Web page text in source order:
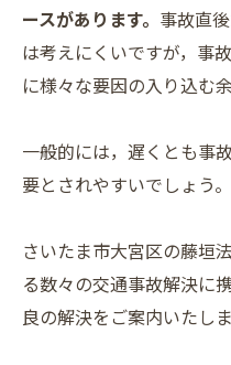
ースがあります。 事故直
は考えにくいですが，事
に様々な要因の入り込む
一般的には，遅くとも事
要とされやすいでしょう。
さいたま市大宮区の藤垣
る数々の交通事故解決に
良の解決をご案内いたしま